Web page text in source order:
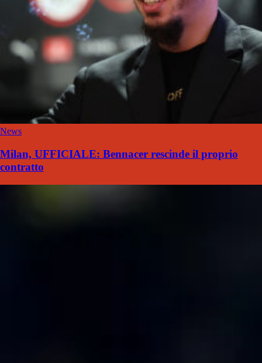
News
Milan, UFFICIALE: Bennacer rescinde il proprio
contratto